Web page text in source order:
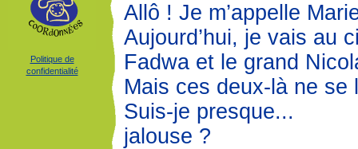
Politique de
confidentialité
Allô ! Je m’appelle
Aujourd’hui, je vais au
Fadwa et le grand
Mais ces deux-là ne se
Suis-je presque...
jalouse ?